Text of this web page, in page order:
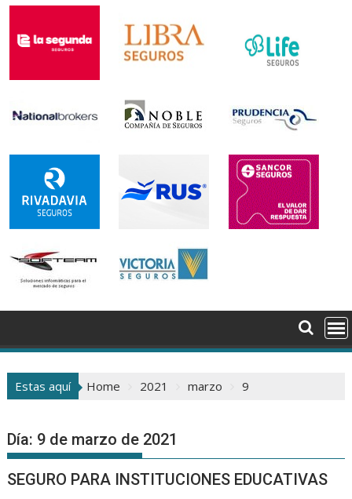
Estas aquí Home 2021 marzo 9
Día: 9 de marzo de 2021
SEGURO PARA INSTITUCIONES EDUCATIVAS